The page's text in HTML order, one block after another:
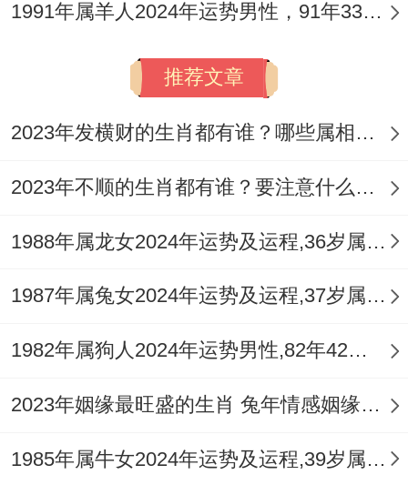
财运上2026年稳健，以正财收入稳定，将工
资奖金可期，但消费欲望强，虽储蓄习性
控制紧，想财务宽松，接节俭生活，可避免
流，这投资需谨慎，而高风险避免，不盲目
跟风，除调研清楚，两理财产品选，通低风
有，充利用业余时间，据个人技能，或赚取
财，就化解破财隐患，即让财运亨通。
1991年属羊人2024年运势男性，91年33岁属羊男2024年每月运程怎么样
推荐文章
2023年发横财的生肖都有谁？哪些属相财运旺盛？
2023年不顺的生肖都有谁？要注意什么呢？
1988年属龙女2024年运势及运程,36岁属龙人2024全年每月运势女性如何
1987年属兔女2024年运势及运程,37岁属兔人2024全年每月运势女性如何
1982年属狗人2024年运势男性,82年42岁属狗男2024年每月运程怎么样
2023年姻缘最旺盛的生肖 兔年情感姻缘运比较旺的属相
1985年属牛女2024年运势及运程,39岁属牛人2024全年每月运势女性如何